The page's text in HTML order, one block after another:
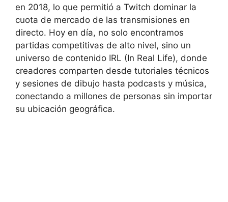
en 2018, lo que permitió a Twitch dominar la
cuota de mercado de las transmisiones en
directo. Hoy en día, no solo encontramos
partidas competitivas de alto nivel, sino un
universo de contenido IRL (In Real Life), donde
creadores comparten desde tutoriales técnicos
y sesiones de dibujo hasta podcasts y música,
conectando a millones de personas sin importar
su ubicación geográfica.